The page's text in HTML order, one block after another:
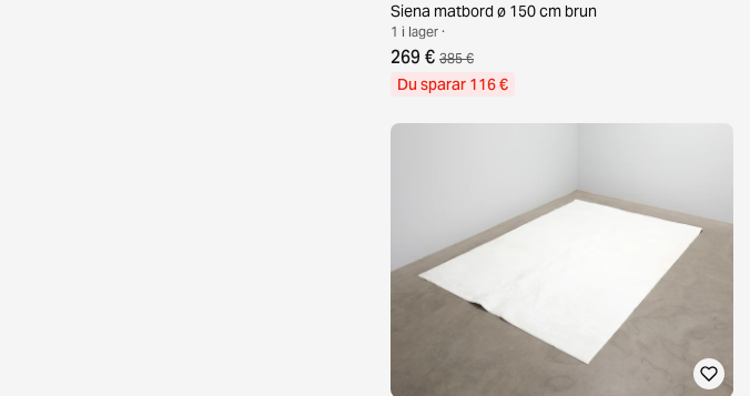
Siena matbord ø 150 cm brun
1 i lager ·
269 € 385 €
Du sparar 116 €